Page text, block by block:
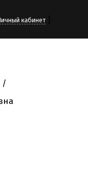
кабинет